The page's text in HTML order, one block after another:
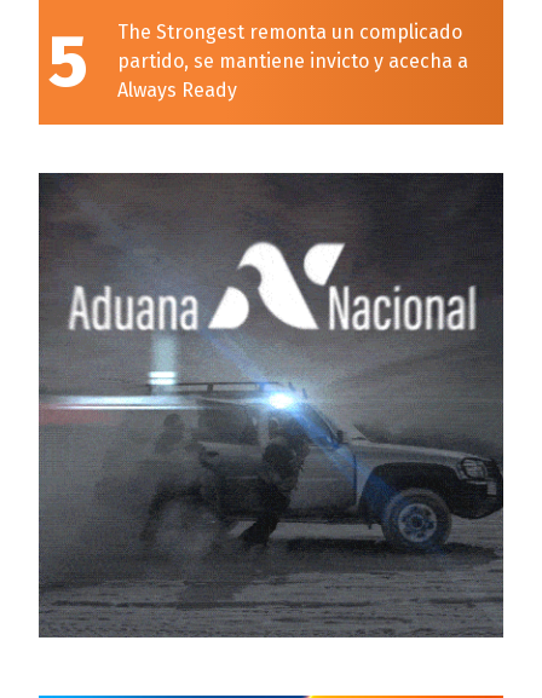
5
The Strongest remonta un complicado
partido, se mantiene invicto y acecha a
Always Ready